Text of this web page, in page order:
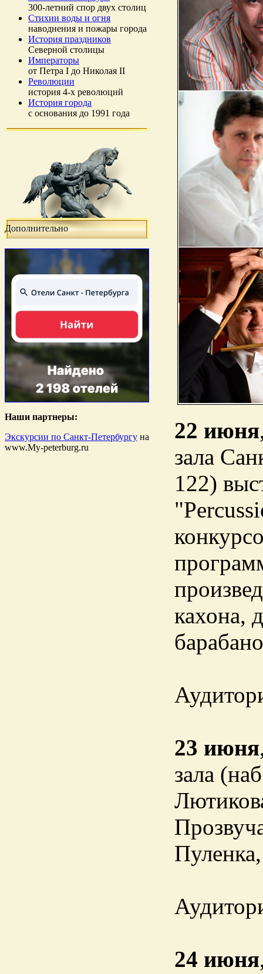
300-летний спор двух столиц
Стихии воды и огня
наводнения и пожары города
История праздников
Северной столицы
Императоры
от Петра I до Николая II
Революции
история 4-х революций
История города
с основания до 1991 года
Дополнительно
Наши партнеры:
Экскурсии по Санкт-Петербургу на
www.My-peterburg.ru
22 июня
зала
122)
кахона,
23 июня
зала
24 июня